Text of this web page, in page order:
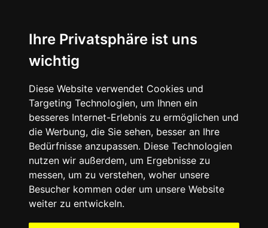
Ihre Privatsphäre ist uns
wichtig
Diese Website verwendet Cookies und
Targeting Technologien, um Ihnen ein
besseres Internet-Erlebnis zu ermöglichen und
die Werbung, die Sie sehen, besser an Ihre
Bedürfnisse anzupassen. Diese Technologien
nutzen wir außerdem, um Ergebnisse zu
messen, um zu verstehen, woher unsere
Besucher kommen oder um unsere Website
weiter zu entwickeln.